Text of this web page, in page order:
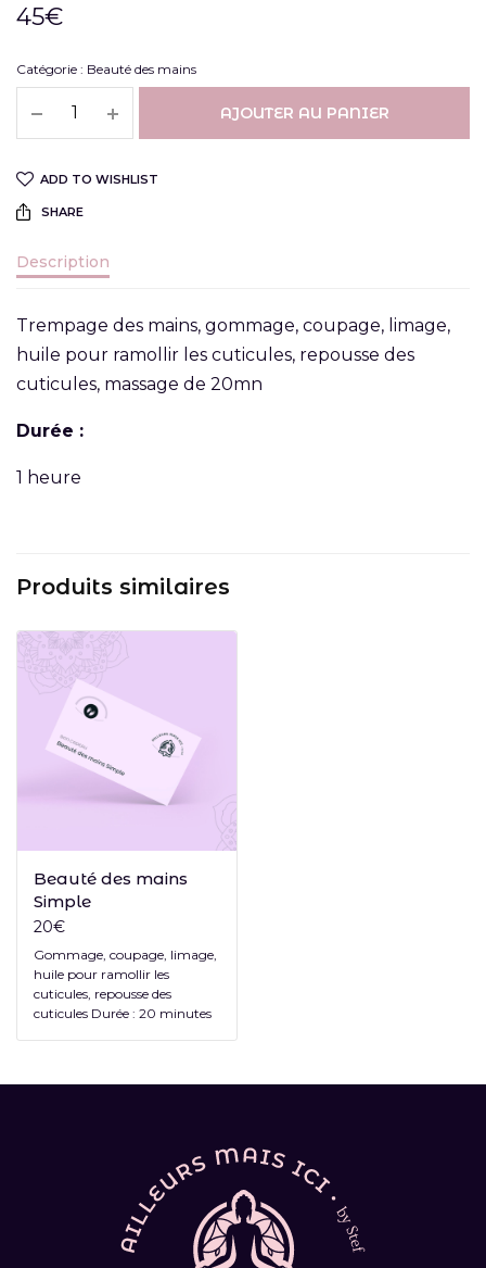
45€
Catégorie : Beauté des mains
AJOUTER AU PANIER
ADD TO WISHLIST
SHARE
Description
Trempage des mains, gommage, coupage, limage,
huile pour ramollir les cuticules, repousse des
cuticules, massage de 20mn
Durée :
1 heure
Produits similaires
Ajouter au panier
Beauté des mains
Simple
20€
Gommage, coupage, limage,
huile pour ramollir les
cuticules, repousse des
cuticules Durée : 20 minutes